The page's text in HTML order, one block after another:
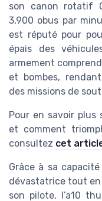
son canon rotatif
3,900 obus par
est réputé pour
épais des
armement
et bombes,
des missions de
Pour en savoir plus
et comment
consultez cet
Grâce à sa
dévastatrice tout
son pilote, l’a10